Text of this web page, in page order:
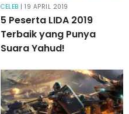
CELEB | 19 APRIL 2019
5 Peserta LIDA 2019
Terbaik yang Punya
Suara Yahud!